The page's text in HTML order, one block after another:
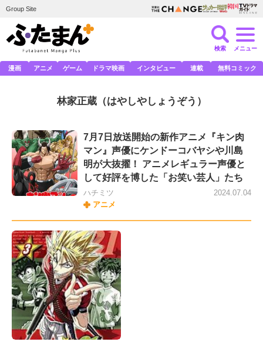
Group Site
検索 メニュー
漫画 アニメ ゲーム ドラマ映画 インタビュー 連載 無料コミック
林家正蔵（はやしやしょうぞう）
7月7日放送開始の新作アニメ『キン肉
マン』声優にケンドーコバヤシや川島
明が大抜擢！ アニメレギュラー声優と
して好評を博した「お笑い芸人」たち
ハチミツ
アニメ
2024.07.04